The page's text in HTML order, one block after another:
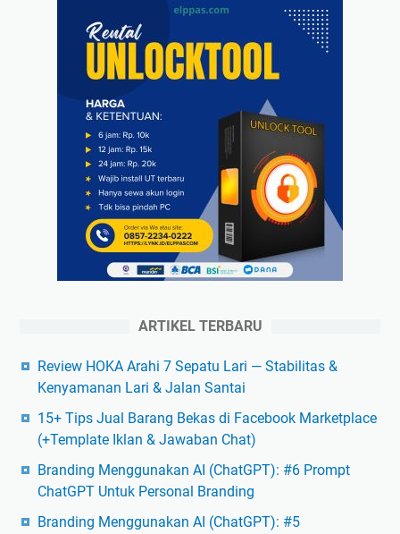
ARTIKEL TERBARU
Review HOKA Arahi 7 Sepatu Lari — Stabilitas &
Kenyamanan Lari & Jalan Santai
15+ Tips Jual Barang Bekas di Facebook Marketplace
(+Template Iklan & Jawaban Chat)
Branding Menggunakan AI (ChatGPT): #6 Prompt
ChatGPT Untuk Personal Branding
Branding Menggunakan AI (ChatGPT): #5